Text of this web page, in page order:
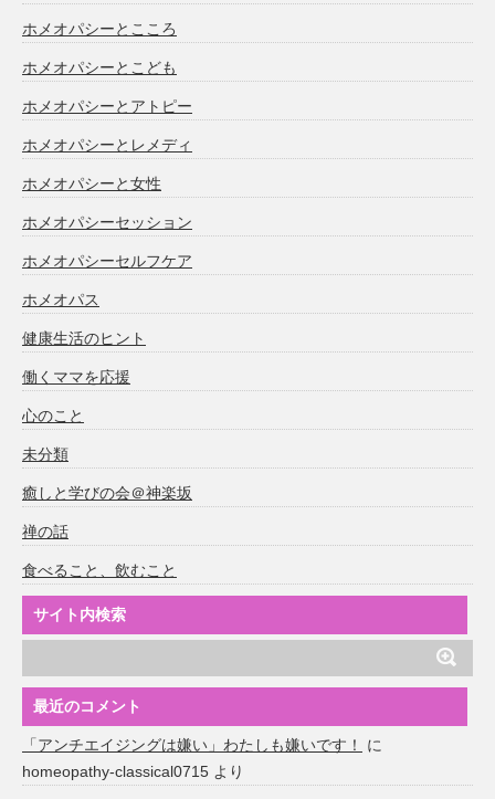
ホメオパシーとこころ
ホメオパシーとこども
ホメオパシーとアトピー
ホメオパシーとレメディ
ホメオパシーと女性
ホメオパシーセッション
ホメオパシーセルフケア
ホメオパス
健康生活のヒント
働くママを応援
心のこと
未分類
癒しと学びの会＠神楽坂
禅の話
食べること、飲むこと
サイト内検索
最近のコメント
「アンチエイジングは嫌い」わたしも嫌いです！
に
homeopathy-classical0715 より